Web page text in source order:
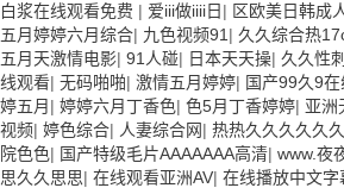
白浆在线观看免费 | 爱iii做iiii日 | 区欧美日韩成
五月婷婷六月综合| 九色视频91 | 久久综合热
五月天激情电影| 91人碰| 日本天天操| 久久性
线观看| 无码啪啪| 激情五月婷婷| 国产99久9在
婷五月 | 婷婷六月丁香色| 色5月丁香婷婷| 亚洲
视频| 婷色综合| 人妻综合网| 热热久久久久久
院色色| 国产特级毛片AAAAAAA高清| www.夜
思久久思思| 在线观看亚洲AV| 在线播放中文字